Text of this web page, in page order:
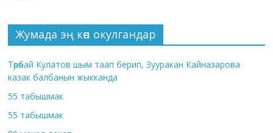
Жумада эң көп окулгандар
Төрөбай Кулатов шым таап берип, Зууракан Кайназарова
казак балбанын жыкканда
55 табышмак
55 табышмак